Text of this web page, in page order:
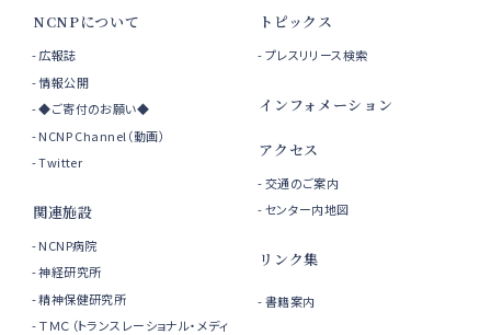
NCNPについて
広報誌
情報公開
◆ご寄付のお願い◆
NCNP Channel（動画）
Twitter
関連施設
NCNP病院
神経研究所
精神保健研究所
ＴＭＣ（トランスレーショナル・メディ
トピックス
プレスリリース検索
インフォメーション
アクセス
交通のご案内
センター内地図
リンク集
書籍案内